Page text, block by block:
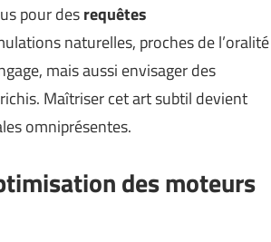
pour desrequêtes
naturelles, proches de l’oralité
mais aussi envisager des
Maîtriser cet art subtil devient
omniprésentes.
des moteurs